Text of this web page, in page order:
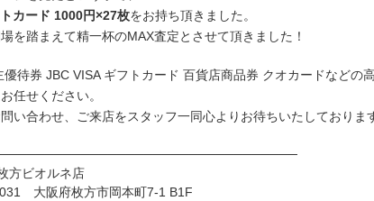
カード 1000円×27枚をお持ち頂きました。
を踏まえて精一杯のMAX査定とさせて頂きました！
優待券 JBC VISA ギフトカード 百貨店商品券 クオカードなどの
任せください。
い合わせ、ご来店をスタッフ一同心よりお待ちいたしておりま
方ビオルネ店
大阪府枚方市岡本町7-1 B1F